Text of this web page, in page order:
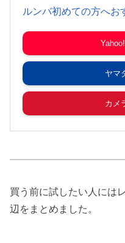
ルンバ初めての方へお
ヤマ
カメ
買う前に試したい人には
辺をまとめました。